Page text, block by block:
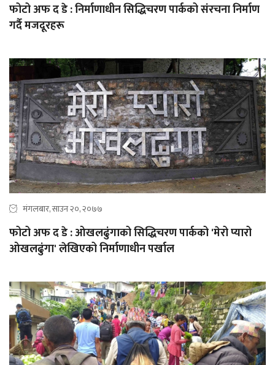
फोटो अफ द डे : निर्माणाधीन सिद्धिचरण पार्कको संरचना निर्माण
गर्दै मजदूरहरू
मंगलबार, साउन २०, २०७७
फोटो अफ द डे : ओखलढुंगाको सिद्धिचरण पार्कको 'मेरो प्यारो
ओखलढुंगा' लेखिएको निर्माणाधीन पर्खाल